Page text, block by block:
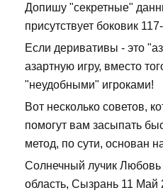
Допишу "секретные"
присутствует боковик
Если деривативы - это
азартную игру, вместо
"неудобными" игроками!
Вот несколько советов,
помогут вам засыпать
метод, по сути, основан
Солнечный лучик Любовь
область, Сызрань 11